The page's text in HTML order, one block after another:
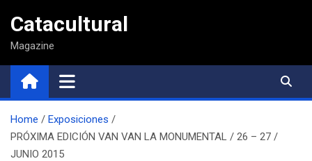
contenido
Catacultural
Magazine
Home
Exposiciones
PRÓXIMA EDICIÓN VAN VAN LA MONUMENTAL / 26 – 27 /
JUNIO 2015